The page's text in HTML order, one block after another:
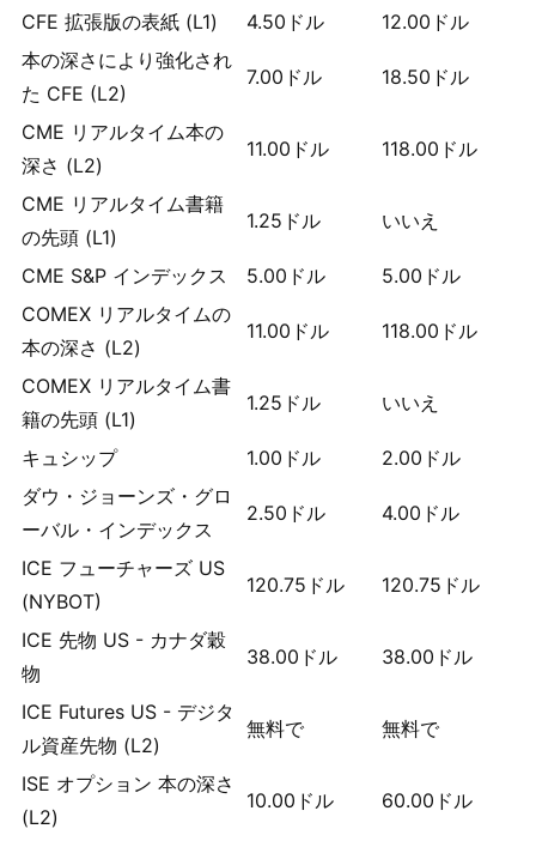
CFE 拡張版の表紙 (L1) 4.50 ドル 12.00 ドル
本の深さにより強化され
た CFE (L2)
7.00 ドル 18.50 ドル
CME リアルタイム本の
深さ (L2)
11.00 ドル 118.00 ドル
CME リアルタイム書籍
の先頭 (L1)
1.25 ドル いいえ
CME S&P インデックス 5.00 ドル 5.00 ドル
COMEX リアルタイムの
本の深さ (L2)
11.00 ドル 118.00 ドル
COMEX リアルタイム書
籍の先頭 (L1)
1.25 ドル いいえ
キュシップ 1.00 ドル 2.00 ドル
ダウ・ジョーンズ・グロ
ーバル・インデックス
2.50 ドル 4.00 ドル
ICE フューチャーズ US
(NYBOT)
120.75 ドル 120.75 ドル
ICE 先物 US - カナダ穀
物
38.00 ドル 38.00 ドル
ICE Futures US - デジタ
ル資産先物 (L2)
無料で 無料で
ISE オプション 本の深さ
(L2)
10.00 ドル 60.00 ドル